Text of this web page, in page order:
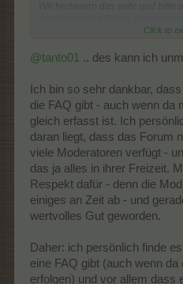
ist.Gegebenenfalls bitten wir um
informieren sollen?
Gibt es einen Lichtblick, dass es
eine zufrieden stellende FAQ
die Frage, wozu noch ein
Es geht nicht gegen euch Mods,
von den "Oberen" beantwortet
Click to
@tanto01 .. des kann ich
Ich bin so sehr dankbar,
die FAQ gibt - auch wenn da
gleich erfasst ist. Ich
daran liegt, dass das Forum
viele Moderatoren verfügt -
das ja alles in ihrer Freizeit.
Respekt dafür - denn die
einiges an Zeit ab - und
wertvolles Gut geworden.
Daher: ich persönlich finde
eine FAQ gibt (auch wenn
erfolgen) und vor allem dass